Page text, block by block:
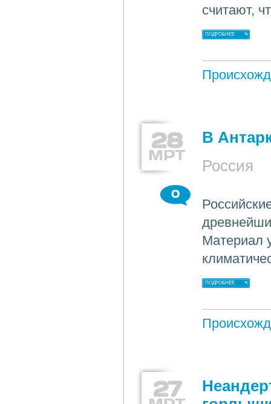
считают,
ПОДРОБНЕЕ
28
МРТ
В
Россия
0
Материал
ПОДРОБНЕЕ
27